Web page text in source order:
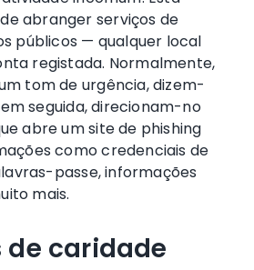
abranger serviços de
públicos — qualquer local
registada. Normalmente,
tom de urgência, dizem-
em seguida, direcionam-no
abre um site de phishing
como credenciais de
passe, informações
mais.
de caridade